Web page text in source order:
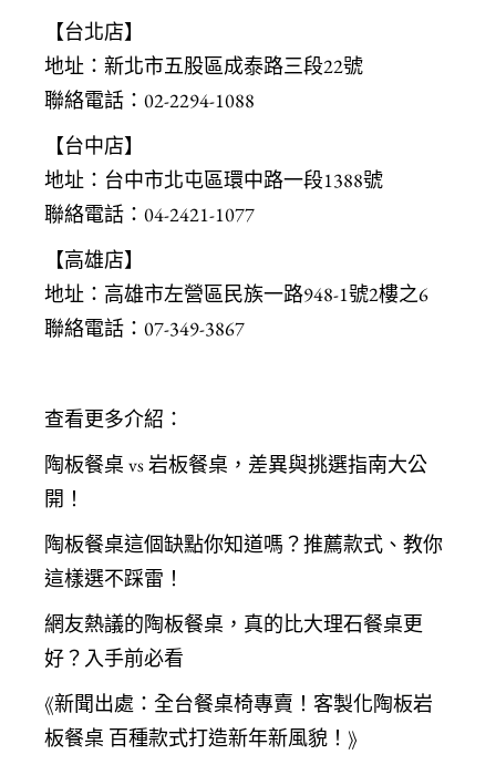
【台北店】
地址：新北市五股區成泰路三段22號
聯絡電話：02-2294-1088
【台中店】
地址：台中市北屯區環中路一段1388號
聯絡電話：04-2421-1077
【高雄店】
地址：高雄市左營區民族一路948-1號2樓之6
聯絡電話：07-349-3867
查看更多介紹：
陶板餐桌 vs 岩板餐桌，差異與挑選指南大公
開！
陶板餐桌這個缺點你知道嗎？推薦款式、教你
這樣選不踩雷！
網友熱議的陶板餐桌，真的比大理石餐桌更
好？入手前必看
《新聞出處：全台餐桌椅專賣！客製化陶板岩
板餐桌 百種款式打造新年新風貌！ 》